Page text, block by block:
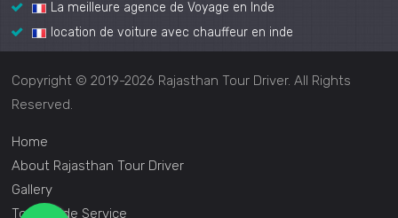
La meilleure agence de Voyage en Inde
location de voiture avec chauffeur en inde
Copyright © 2019-2026 Rajasthan Tour Driver. All Rights
Reserved.
Home
About Rajasthan Tour Driver
Gallery
Tour Guide Service